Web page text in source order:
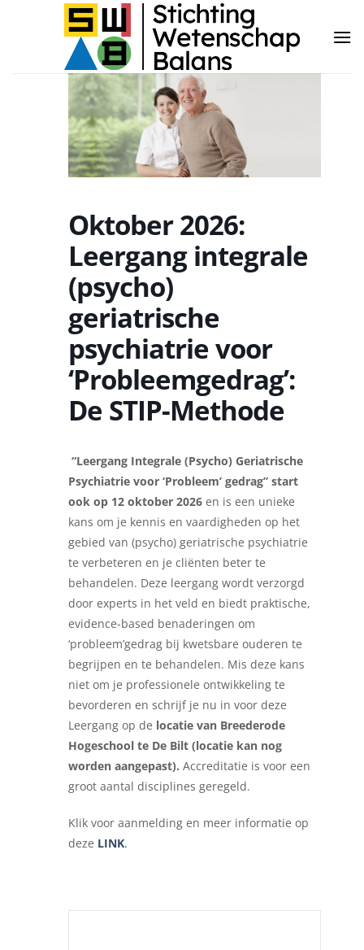
Oktober 2026:
Leergang integrale
(psycho)
geriatrische
psychiatrie voor
‘Probleemgedrag’:
De STIP-Methode
“Leergang Integrale (Psycho) Geriatrische
Psychiatrie voor ‘Probleem’ gedrag” start
ook op 12 oktober 2026 en is een unieke
kans om je kennis en vaardigheden op het
gebied van (psycho) geriatrische psychiatrie
te verbeteren en je cliënten beter te
behandelen. Deze leergang wordt verzorgd
door experts in het veld en biedt praktische,
evidence-based benaderingen om
‘probleem’gedrag bij kwetsbare ouderen te
begrijpen en te behandelen. Mis deze kans
niet om je professionele ontwikkeling te
bevorderen en schrijf je nu in voor deze
Leergang op de locatie van Breederode
Hogeschool te De Bilt (locatie kan nog
worden aangepast). Accreditatie is voor een
groot aantal disciplines geregeld.
Klik voor aanmelding en meer informatie op
deze LINK.